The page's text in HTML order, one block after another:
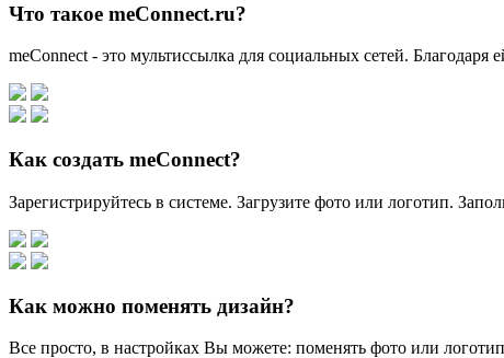
Что такое meConnect.ru?
meConnect - это мультиссылка для социальных сетей.
Как создать meConnect?
Зарегистрируйтесь в системе. Загрузите фото или логотип.
Как можно поменять дизайн?
Все просто, в настройках Вы можете: поменять фото или